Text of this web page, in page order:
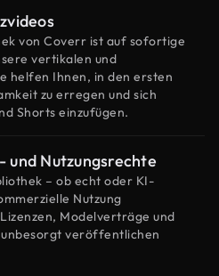
von Coverr ist auf sofortige
vertikalen und
helfen Ihnen, in den ersten
zu erregen und sich
Shorts einzufügen.
und Nutzungsrechte
– ob echt oder KI-
Nutzung
Modelverträge und
veröffentlichen